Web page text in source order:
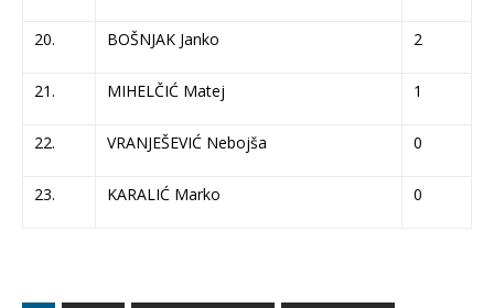
20. BOŠNJAK Janko 2
21. MIHELČIĆ Matej 1
22. VRANJEŠEVIĆ Nebojša 0
23. KARALIĆ Marko 0